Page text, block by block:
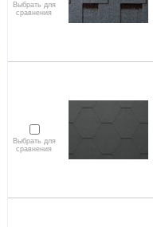
Выбрать для
сравнения
Выбрать для
сравнения